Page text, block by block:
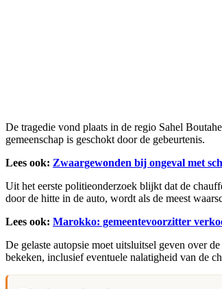
De tragedie vond plaats in de regio Sahel
gemeenschap is geschokt door de gebeurtenis.
Lees ook: Zwaargewonden bij ongeval met
Uit het eerste politieonderzoek blijkt dat de
door de hitte in de auto, wordt als de meest
Lees ook: Marokko: gemeentevoorzitter
De gelaste autopsie moet uitsluitsel geven over
bekeken, inclusief eventuele nalatigheid van de